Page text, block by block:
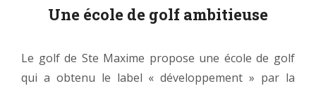
Une école de golf ambitieuse
Le golf de Ste Maxime propose une école de golf
qui a obtenu le label « développement » par la